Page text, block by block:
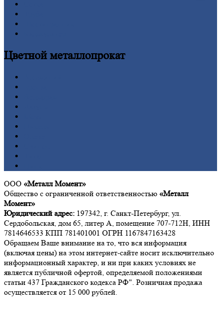
Цветнойметаллопрокат
ООО «Металл Момент»
Общество с ограниченной ответственностью «Металл
Момент»
Юридический адрес: 197342, г. Санкт-Петербург, ул.
Сердобольская, дом 65, литер А, помещение 707-712Н, ИНН
7814646533 КПП 781401001 ОГРН 1167847163428
Обращаем Ваше внимание на то, что вся информация
(включая цены) на этом интернет-сайте носит исключительно
информационный характер, и ни при каких условиях не
является публичной офертой, определяемой положениями
статьи 437 Гражданского кодекса РФ". Розничная продажа
осуществляется от 15 000 рублей.